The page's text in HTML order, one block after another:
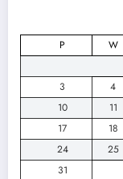
P
W
3
4
10
11
17
18
24
25
31